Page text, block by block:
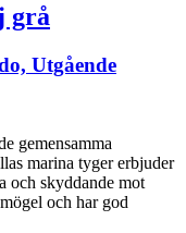
grå
Utgående
gemensamma
marina tyger erbjuder
och skyddande mot
och har god